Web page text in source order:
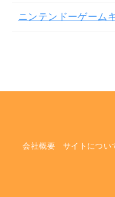
ニンテンドーゲーム
会社概要 サイトについ